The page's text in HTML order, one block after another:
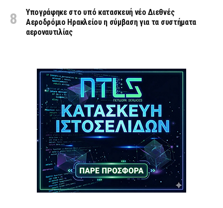
Υπογράφηκε στο υπό κατασκευή νέο Διεθνές
Αεροδρόμιο Ηρακλείου η σύμβαση για τα συστήματα
αεροναυτιλίας